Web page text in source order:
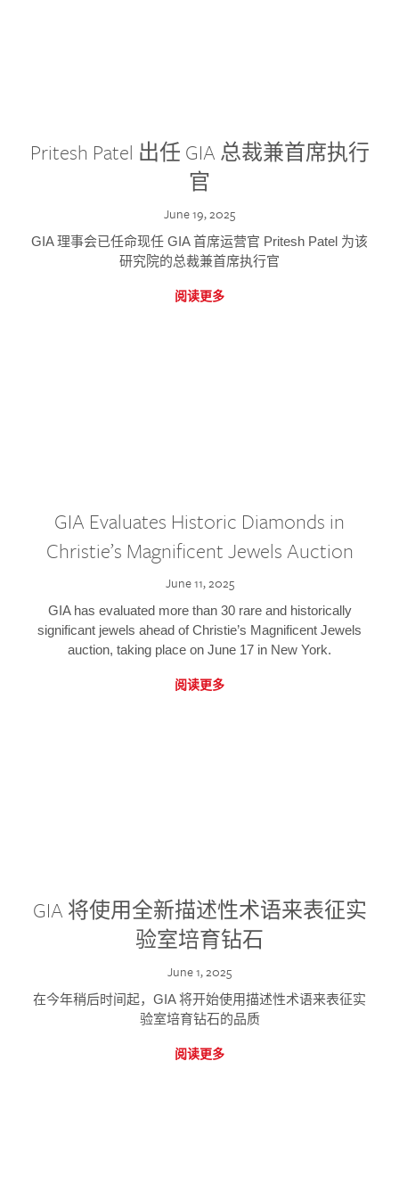
Pritesh Patel 出任 GIA 总裁兼首席执行
官
June 19, 2025
GIA 理事会已任命现任 GIA 首席运营官 Pritesh Patel 为该
研究院的总裁兼首席执行官
阅读更多
GIA Evaluates Historic Diamonds in
Christie’s Magnificent Jewels Auction
June 11, 2025
GIA has evaluated more than 30 rare and historically
significant jewels ahead of Christie’s Magnificent Jewels
auction, taking place on June 17 in New York.
阅读更多
GIA 将使用全新描述性术语来表征实
验室培育钻石
June 1, 2025
在今年稍后时间起，GIA 将开始使用描述性术语来表征实
验室培育钻石的品质
阅读更多